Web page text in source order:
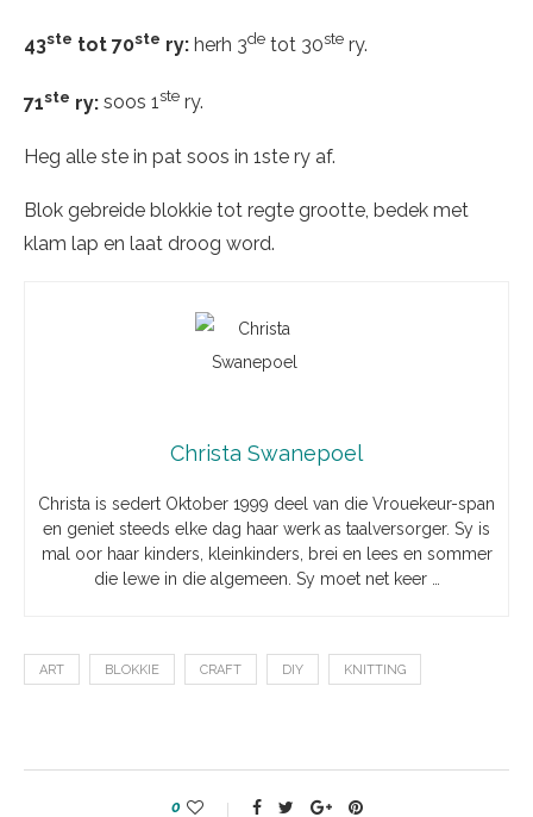
43ste tot 70ste ry: herh 3de tot 30ste ry.
71ste ry: soos 1ste ry.
Heg alle ste in pat soos in 1ste ry af.
Blok gebreide blokkie tot regte grootte, bedek met
klam lap en laat droog word.
Christa Swanepoel
Christa is sedert Oktober 1999 deel van die Vrouekeur-span
en geniet steeds elke dag haar werk as taalversorger. Sy is
mal oor haar kinders, kleinkinders, brei en lees en sommer
die lewe in die algemeen. Sy moet net keer …
ART BLOKKIE CRAFT DIY KNITTING
0